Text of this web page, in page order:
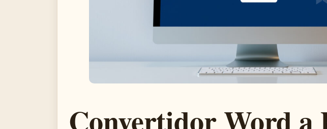
Convertidor Word a